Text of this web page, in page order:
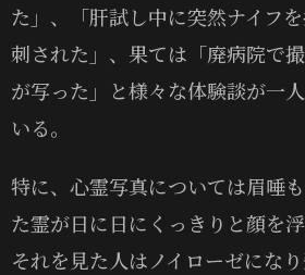
た」、「肝試し中に突然ナイフ
刺された」、果ては「廃病院で
が写った」と様々な体験談が一
いる。
特に、心霊写真については眉唾
た霊が日に日にくっきりと顔を浮
それを見た人はノイローゼにな